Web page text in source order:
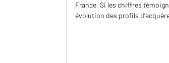
France. Si les chiffres
évolution des profils